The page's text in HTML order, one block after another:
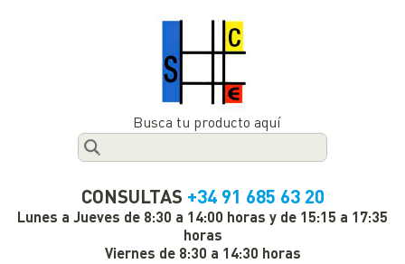
Busca tu producto aquí
CONSULTAS +34 91 685 63 20
Lunes a Jueves de 8:30 a 14:00 horas y de 15:15 a 17:35
horas
Viernes de 8:30 a 14:30 horas